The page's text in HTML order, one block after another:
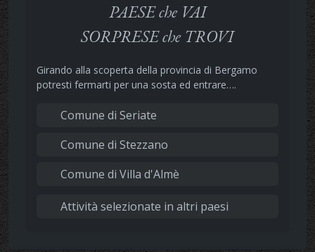
PAESE che VAI
SORPRESE che TROVI
Girando alla scoperta della provincia di Bergamo
potresti fermarti per una sosta ed entrare….
Comune di Seriate
Comune di Stezzano
Comune di Villa d'Almè
Attività selezionate in altri paesi